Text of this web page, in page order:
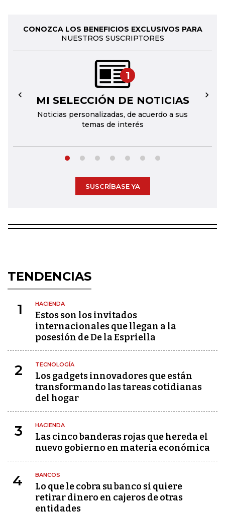
CONOZCA LOS BENEFICIOS EXCLUSIVOS PARA
NUESTROS SUSCRIPTORES
1
MI SELECCIÓN DE NOTICIAS
Noticias personalizadas, de acuerdo a sus
temas de interés
← →
SUSCRÍBASE YA
TENDENCIAS
1 HACIENDA
Estos son los invitados
internacionales que llegan a la
posesión de De la Espriella
2 TECNOLOGÍA
Los gadgets innovadores que están
transformando las tareas cotidianas
del hogar
3 HACIENDA
Las cinco banderas rojas que hereda el
nuevo gobierno en materia económica
4 BANCOS
Lo que le cobra su banco si quiere
retirar dinero en cajeros de otras
entidades